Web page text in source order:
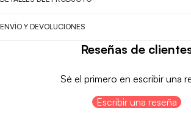
ENVÍO Y DEVOLUCIONES
Reseñas de
Sé el primero en escribir una
Escribir una reseña